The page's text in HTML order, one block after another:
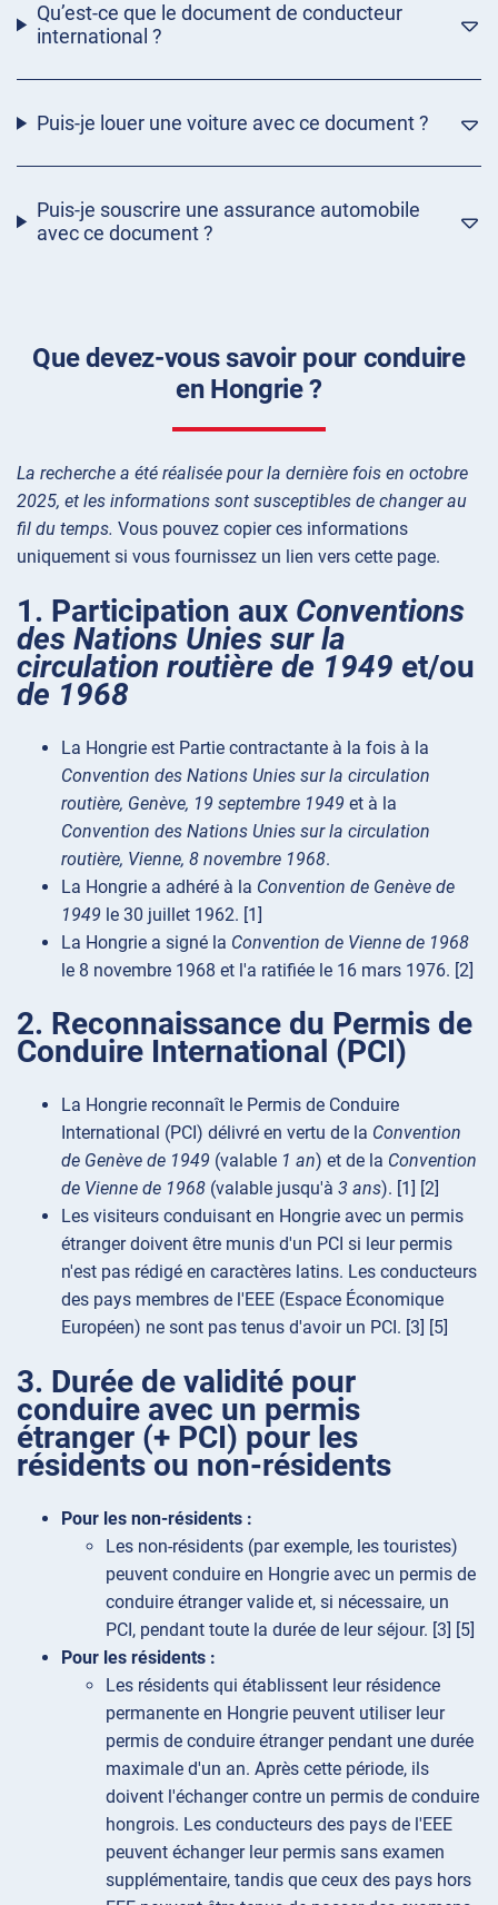
Qu’est-ce que le document de conducteur
international ?
Puis-je louer une voiture avec ce document ?
Puis-je souscrire une assurance automobile
avec ce document ?
Que devez-vous savoir pour conduire
en Hongrie ?
La recherche a été réalisée pour la dernière fois en octobre
2025, et les informations sont susceptibles de changer au
fil du temps. Vous pouvez copier ces informations
uniquement si vous fournissez un lien vers cette page.
1. Participation aux Conventions
des Nations Unies sur la
circulation routière de 1949 et/ou
de 1968
La Hongrie est Partie contractante à la fois à la
Convention des Nations Unies sur la circulation
routière, Genève, 19 septembre 1949 et à la
Convention des Nations Unies sur la circulation
routière, Vienne, 8 novembre 1968.
La Hongrie a adhéré à la Convention de Genève de
1949 le 30 juillet 1962. [1]
La Hongrie a signé la Convention de Vienne de 1968
le 8 novembre 1968 et l'a ratifiée le 16 mars 1976. [2]
2. Reconnaissance du Permis de
Conduire International (PCI)
La Hongrie reconnaît le Permis de Conduire
International (PCI) délivré en vertu de la Convention
de Genève de 1949 (valable 1 an) et de la Convention
de Vienne de 1968 (valable jusqu'à 3 ans). [1] [2]
Les visiteurs conduisant en Hongrie avec un permis
étranger doivent être munis d'un PCI si leur permis
n'est pas rédigé en caractères latins. Les conducteurs
des pays membres de l'EEE (Espace Économique
Européen) ne sont pas tenus d'avoir un PCI. [3] [5]
3. Durée de validité pour
conduire avec un permis
étranger (+ PCI) pour les
résidents ou non-résidents
Pour les non-résidents :
Les non-résidents (par exemple, les touristes)
peuvent conduire en Hongrie avec un permis de
conduire étranger valide et, si nécessaire, un
PCI, pendant toute la durée de leur séjour. [3] [5]
Pour les résidents :
Les résidents qui établissent leur résidence
permanente en Hongrie peuvent utiliser leur
permis de conduire étranger pendant une durée
maximale d'un an. Après cette période, ils
doivent l'échanger contre un permis de conduire
hongrois. Les conducteurs des pays de l'EEE
peuvent échanger leur permis sans examen
supplémentaire, tandis que ceux des pays hors